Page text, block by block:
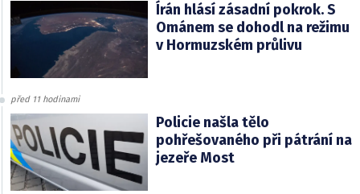
Írán hlásí zásadní pokrok. S
Ománem se dohodl na režimu
v Hormuzském průlivu
před 11 hodinami
Policie našla tělo
pohřešovaného při pátrání na
jezeře Most